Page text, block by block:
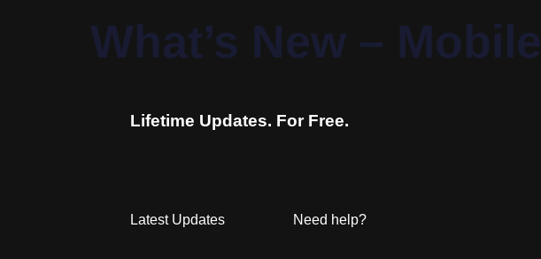
EN:
What’s New – Mobile
Lifetime Updates. For Free.
Latest Updates Need help?